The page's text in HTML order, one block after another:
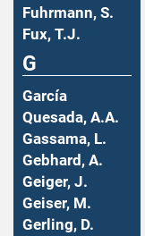
Fuhrmann, S.
Fux, T.J.
G
García
Quesada, A.A.
Gassama, L.
Gebhard, A.
Geiger, J.
Geiser, M.
Gerling, D.